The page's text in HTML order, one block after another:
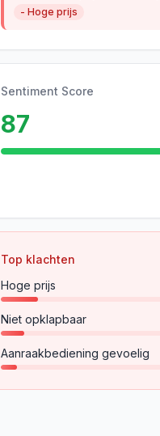
- Hoge prijs
Sentiment Score
87
Top klachten
Hoge prijs
Niet opklapbaar
Aanraakbediening gevoelig